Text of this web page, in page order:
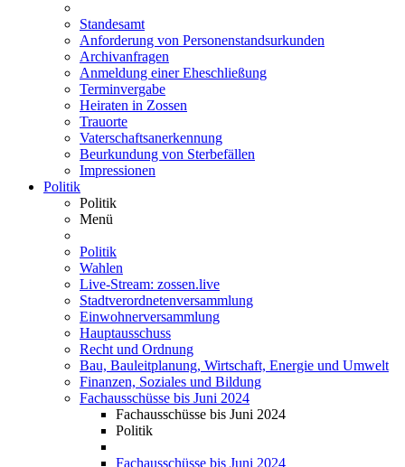
Standesamt
Anforderung von Personenstandsurkunden
Archivanfragen
Anmeldung einer Eheschließung
Terminvergabe
Heiraten in Zossen
Trauorte
Vaterschaftsanerkennung
Beurkundung von Sterbefällen
Impressionen
Politik
Politik
Menü
Politik
Wahlen
Live-Stream: zossen.live
Stadtverordnetenversammlung
Einwohnerversammlung
Hauptausschuss
Recht und Ordnung
Bau, Bauleitplanung, Wirtschaft, Energie und Umwelt
Finanzen, Soziales und Bildung
Fachausschüsse bis Juni 2024
Fachausschüsse bis Juni 2024
Politik
Fachausschüsse bis Juni 2024